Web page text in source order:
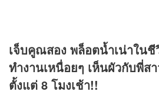
เจ็บคูณสอง พล็อตน้ำเน่าในชี
ทำงานเหนื่อยๆ เห็นผัวกับพี่ส
ตั้งแต่ 8 โมงเช้า!!